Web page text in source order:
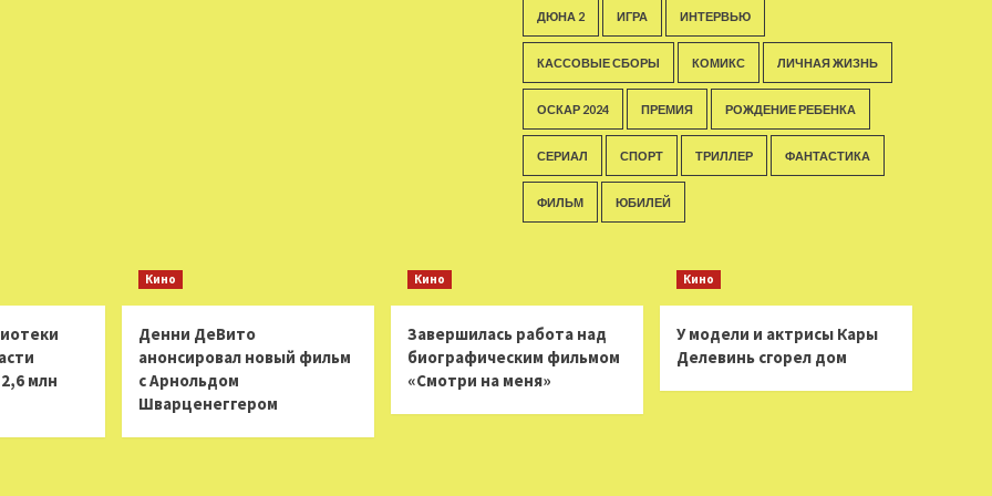
ДЮНА 2 ИГРА ИНТЕРВЬЮ
КАССОВЫЕ СБОРЫ КОМИКС ЛИЧНАЯ ЖИЗНЬ
ОСКАР 2024 ПРЕМИЯ РОЖДЕНИЕ РЕБЕНКА
СЕРИАЛ СПОРТ ТРИЛЛЕР ФАНТАСТИКА
ФИЛЬМ ЮБИЛЕЙ
млн
Кино
Денни ДеВито
анонсировал новый фильм
с Арнольдом
Шварценеггером
Кино
Завершилась работа над
биографическим фильмом
«Смотри на меня»
Кино
У модели и актрисы Кары
Делевинь сгорел дом